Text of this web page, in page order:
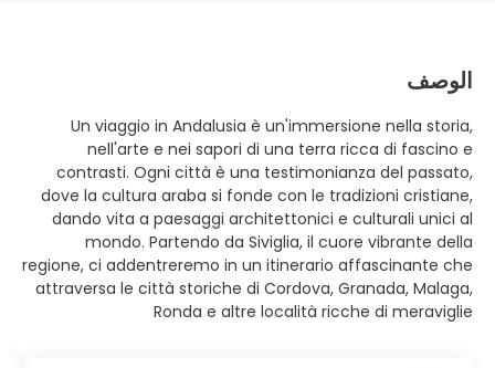
الوصف
Un viaggio in Andalusia è un'immersione nella storia,
nell'arte e nei sapori di una terra ricca di fascino e
contrasti. Ogni città è una testimonianza del passato,
dove la cultura araba si fonde con le tradizioni cristiane,
dando vita a paesaggi architettonici e culturali unici al
mondo. Partendo da Siviglia, il cuore vibrante della
regione, ci addentreremo in un itinerario affascinante che
attraversa le città storiche di Cordova, Granada, Malaga,
Ronda e altre località ricche di meraviglie